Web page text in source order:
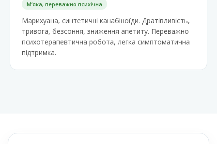
Мʼяка, переважно психічна
Марихуана, синтетичні канабіноїди. Дратівливість,
тривога, безсоння, зниження апетиту. Переважно
психотерапевтична робота, легка симптоматична
підтримка.